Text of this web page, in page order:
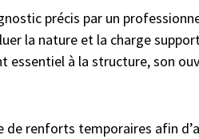
précis par un
la nature et la charge
essentiel à la structure, son
de renforts temporaires afin